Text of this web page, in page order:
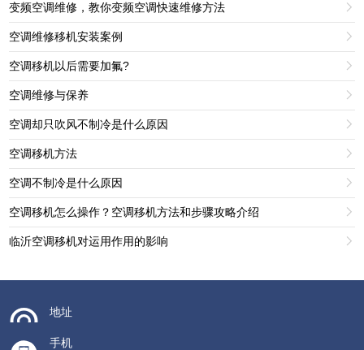
变频空调维修，教你变频空调快速维修方法 
空调维修移机安装案例 
空调移机以后需要加氟? 
空调维修与保养 
空调却只吹风不制冷是什么原因 
空调移机方法 
空调不制冷是什么原因 
空调移机怎么操作？空调移机方法和步骤攻略介绍 
临沂空调移机对运用作用的影响 
地址
手机